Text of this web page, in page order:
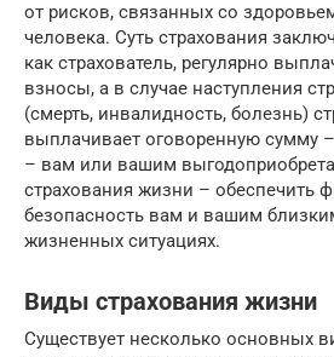
от рисков, связанных со
человека. Суть страхования
как страхователь, регулярно
взносы, а в случае наступления
(смерть, инвалидность, болезнь)
выплачивает оговоренную сумму
– вам или вашим
страхования жизни – обеспечить
безопасность вам и вашим
жизненных ситуациях.
Виды страхования жизни
Существует несколько основных